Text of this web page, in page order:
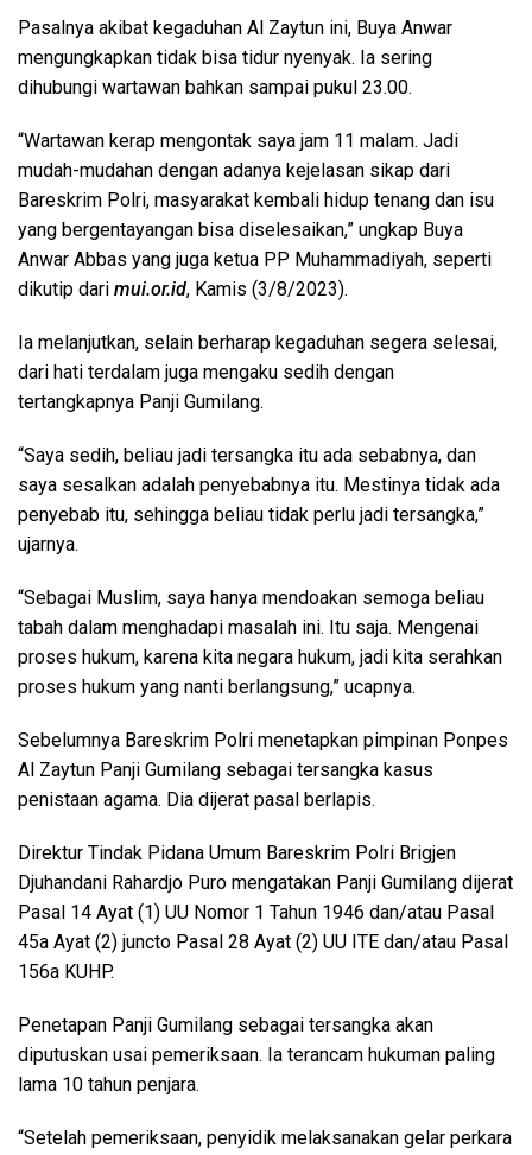
Pasalnya akibat kegaduhan Al Zaytun ini, Buya Anwar
mengungkapkan tidak bisa tidur nyenyak. Ia sering
dihubungi wartawan bahkan sampai pukul 23.00.
“Wartawan kerap mengontak saya jam 11 malam. Jadi
mudah-mudahan dengan adanya kejelasan sikap dari
Bareskrim Polri, masyarakat kembali hidup tenang dan isu
yang bergentayangan bisa diselesaikan,” ungkap Buya
Anwar Abbas yang juga ketua PP Muhammadiyah, seperti
dikutip dari mui.or.id, Kamis (3/8/2023).
Ia melanjutkan, selain berharap kegaduhan segera selesai,
dari hati terdalam juga mengaku sedih dengan
tertangkapnya Panji Gumilang.
“Saya sedih, beliau jadi tersangka itu ada sebabnya, dan
saya sesalkan adalah penyebabnya itu. Mestinya tidak ada
penyebab itu, sehingga beliau tidak perlu jadi tersangka,”
ujarnya.
“Sebagai Muslim, saya hanya mendoakan semoga beliau
tabah dalam menghadapi masalah ini. Itu saja. Mengenai
proses hukum, karena kita negara hukum, jadi kita serahkan
proses hukum yang nanti berlangsung,” ucapnya.
Sebelumnya Bareskrim Polri menetapkan pimpinan Ponpes
Al Zaytun Panji Gumilang sebagai tersangka kasus
penistaan agama. Dia dijerat pasal berlapis.
Direktur Tindak Pidana Umum Bareskrim Polri Brigjen
Djuhandani Rahardjo Puro mengatakan Panji Gumilang dijerat
Pasal 14 Ayat (1) UU Nomor 1 Tahun 1946 dan/atau Pasal
45a Ayat (2) juncto Pasal 28 Ayat (2) UU ITE dan/atau Pasal
156a KUHP.
Penetapan Panji Gumilang sebagai tersangka akan
diputuskan usai pemeriksaan. Ia terancam hukuman paling
lama 10 tahun penjara.
“Setelah pemeriksaan, penyidik melaksanakan gelar perkara